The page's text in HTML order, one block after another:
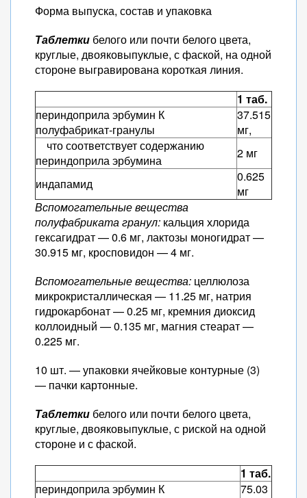
Форма выпуска, состав и упаковка
Таблетки белого или почти белого цвета,
круглые, двояковыпуклые, с фаской, на одной
стороне выгравирована короткая линия.
1 таб.
периндоприла эрбумин К
полуфабрикат-гранулы
37.515
мг,
что соответствует содержанию
периндоприла эрбумина
2 мг
индапамид
0.625
мг
Вспомогательные вещества
полуфабриката гранул: кальция хлорида
гексагидрат — 0.6 мг, лактозы моногидрат —
30.915 мг, кросповидон — 4 мг.
Вспомогательные вещества: целлюлоза
микрокристаллическая — 11.25 мг, натрия
гидрокарбонат — 0.25 мг, кремния диоксид
коллоидный — 0.135 мг, магния стеарат —
0.225 мг.
10 шт. — упаковки ячейковые контурные (3)
— пачки картонные.
Таблетки белого или почти белого цвета,
круглые, двояковыпуклые, с риской на одной
стороне и с фаской.
1 таб.
периндоприла эрбумин К
75.03